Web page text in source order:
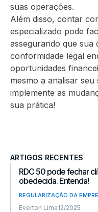
suas operações.
Além disso, contar
especializado pode
assegurando que sua
conformidade legal
oportunidades
mesmo a analisar
implemente as
sua prática!
ARTIGOS RECENTES
RDC 50 pode fechar
obedecida. Entenda!
REGULARIZAÇÃO DA
Everton Lima12/2025